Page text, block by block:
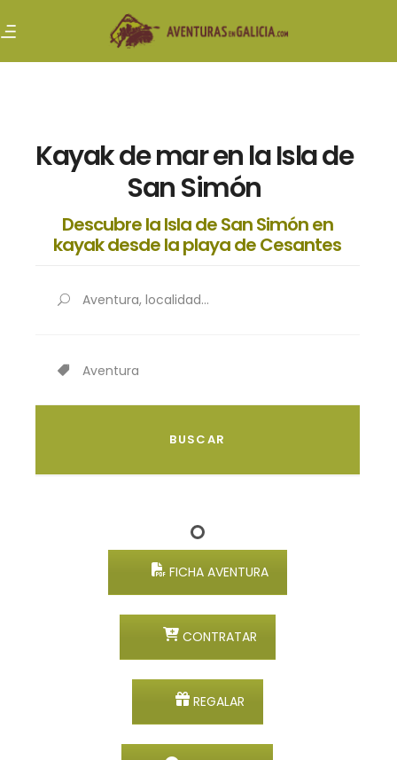
Kayak de mar en la Isla de
San Simón
Descubre la Isla de San Simón en
kayak desde la playa de Cesantes
Aventura
FICHA AVENTURA
CONTRATAR
REGALAR